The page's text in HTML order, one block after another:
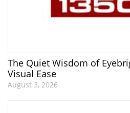
The Quiet Wisdom of
Visual Ease
August 3, 2026